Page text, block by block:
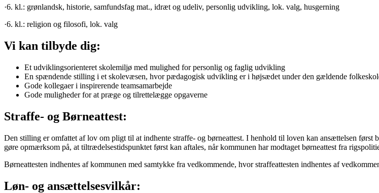
·6. kl.: grønlandsk, historie, samfundsfag mat., idræt og udeliv, personlig udvikling, lok. valg, husgerning
·6. kl.: religion og filosofi, lok. valg
Vi kan tilbyde dig:
Et udviklingsorienteret skolemiljø med mulighed for personlig og faglig udvikling
En spændende stilling i et skolevæsen, hvor pædagogisk udvikling er i højsædet under den gældende
Gode kollegaer i inspirerende teamsamarbejde
Gode muligheder for at præge og tilrettelægge opgaverne
Straffe- og Børneattest:
Den stilling er omfattet af lov om pligt til at indhente straffe- og børneattest. I henhold til loven kan ansættelsen
gøre opmærksom på, at tiltrædelsestidspunktet først kan aftales, når kommunen har modtaget børneattest fra
Børneattesten indhentes af kommunen med samtykke fra vedkommende, hvor straffeattesten indhentes af
Løn- og ansættelsesvilkår: